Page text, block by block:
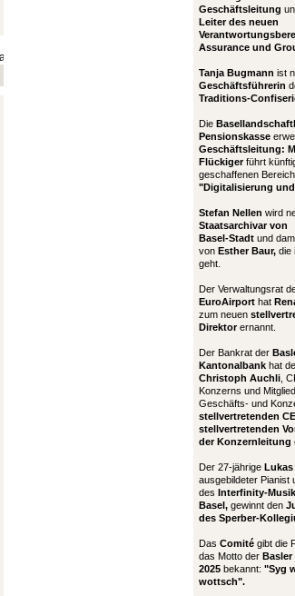
Geschäftsleitung
Leiter des neuen
Assurance und
Tanja Bugmann ist
Geschäftsführerin
Traditions-
Die
Pensionskasse
Geschäftsleitung:
Flückigerführt
geschaffenen Bereich
"Digitalisierung
Stefan Nellen wird
Staatsarchivar von
Basel-Stadt und
von Esther Baur, die
geht.
Der Verwaltungsrat
EuroAirport hat
zum neuen
Direktorernannt.
Der Bankrat der
Kantonalbank hat
Christoph Auchli ,
Konzerns und
Geschäfts- und
stellvertretenden
stellvertretenden
der Konzernleitung
Der 27-jährige
ausgebildeter Pianist
des Interfinity-
Basel, gewinnt den
des Sperber-
Das Comité gibt die
das Motto der Basler
2025 bekannt: "Syg
wottsch".